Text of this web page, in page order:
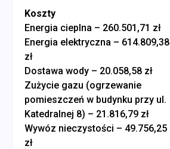
Koszty
Energia cieplna – 260.501,71 zł
Energia elektryczna – 614.809,38
zł
Dostawa wody – 20.058,58 zł
Zużycie gazu (ogrzewanie
pomieszczeń w budynku przy ul.
Katedralnej 8) – 21.816,79 zł
Wywóz nieczystości – 49.756,25
zł